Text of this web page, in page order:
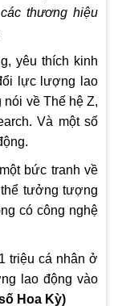
thương hiệu
yêu thích kinh
lực lượng lao
nói về Thế hệ Z,
. Và một số
bức tranh về
thể tưởng tượng
có công nghệ
triệu cá nhân ở
lao động vào
Hoa Kỳ)